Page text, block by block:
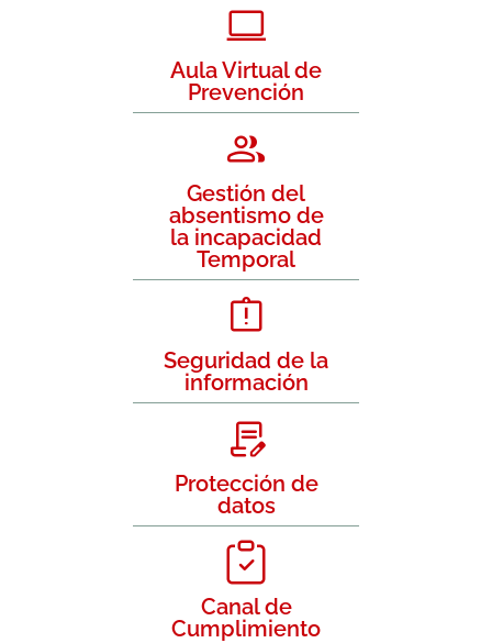
Aula Virtual de
Prevención
Gestión del
absentismo de
la incapacidad
Temporal
Seguridad de la
información
Protección de
datos
Canal de
Cumplimiento